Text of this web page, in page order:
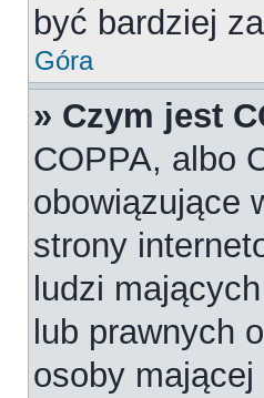
być bardziej
Góra
» Czym jest
COPPA, albo
obowiązujące
strony
ludzi
lub prawnych
osoby